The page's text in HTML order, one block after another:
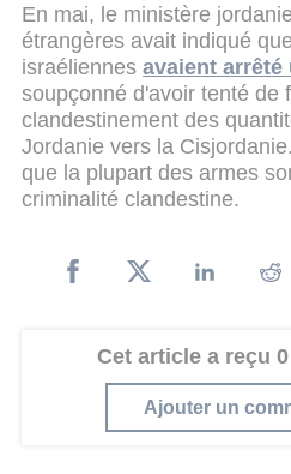
En mai, le ministère
étrangères avait indiqué
israéliennes avaient arrêté
soupçonné d'avoir tenté de
clandestinement des
Jordanie vers la
que la plupart des armes
criminalité clandestine.
Cet article a reçu
Ajouter un